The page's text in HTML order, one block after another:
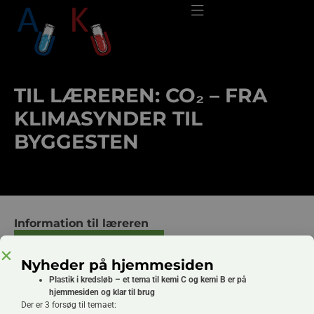
TIL LÆREREN: CO₂ – FRA
KLIMASYNDER TIL
BYGGESTEN
Information til læreren
Information til læreren - PDF
Nyheder på hjemmesiden
Plastik i kredsløb – et tema til kemi C og kemi B er på
hjemmesiden og klar til brug
Der er 3 forsøg til temaet: